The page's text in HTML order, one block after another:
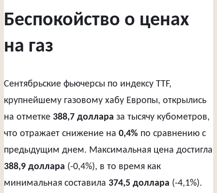
Беспокойство о ценах
на газ
Сентябрьские фьючерсы по индексу TTF,
крупнейшему газовому хабу Европы, открылись
на отметке 388,7 доллара за тысячу кубометров,
что отражает снижение на 0,4% по сравнению с
предыдущим днем. Максимальная цена достигла
388,9 доллара (-0,4%), в то время как
минимальная составила 374,5 доллара (-4,1%).